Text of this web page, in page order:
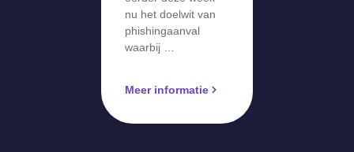
nu het doelwit van
phishingaanval
waarbij …
Meer informatie